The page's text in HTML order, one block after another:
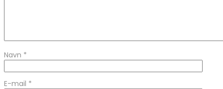
Navn *
E-mail *